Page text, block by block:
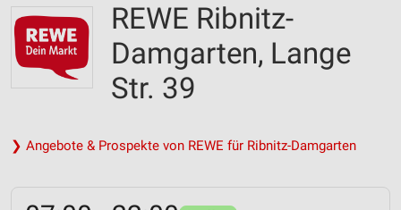
REWE Ribnitz-
Damgarten, Lange
Str. 39
❯ Angebote & Prospekte von REWE für Ribnitz-Damgarten